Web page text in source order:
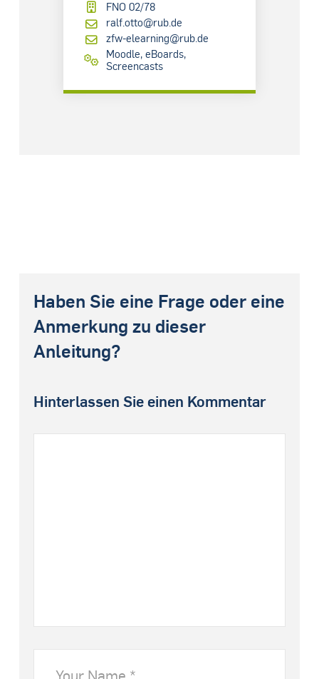
FNO 02/78
ralf.otto@rub.de
zfw-elearning@rub.de
Moodle, eBoards,
Screencasts
Haben Sie eine Frage oder eine
Anmerkung zu dieser
Anleitung?
Hinterlassen Sie einen Kommentar